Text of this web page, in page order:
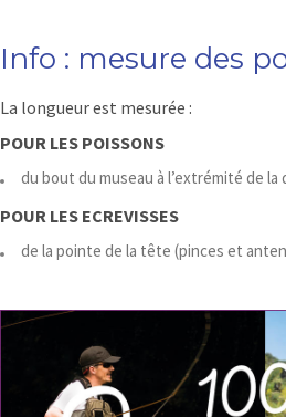
Info : mesure des
La longueur est mesurée :
POUR LES POISSONS
du bout du museau à l’extrémité de la
POUR LES ECREVISSES
de la pointe de la tête (pinces et